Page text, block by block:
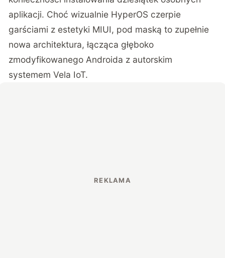
aplikacji. Choć wizualnie HyperOS czerpie
garściami z estetyki MIUI, pod maską to zupełnie
nowa architektura, łącząca głęboko
zmodyfikowanego Androida z autorskim
systemem Vela IoT.